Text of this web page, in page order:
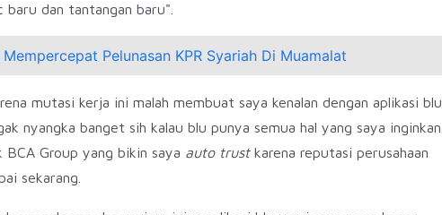
dan tantangan baru".
Pelunasan KPR Syariah Di Muamalat
mutasi kerja ini malah membuat saya kenalan dengan aplikasi blu
nyangka banget sih kalau blu punya semua hal yang saya inginkan.
Group yang bikin saya auto trustkarena reputasi perusahaan
sekarang.